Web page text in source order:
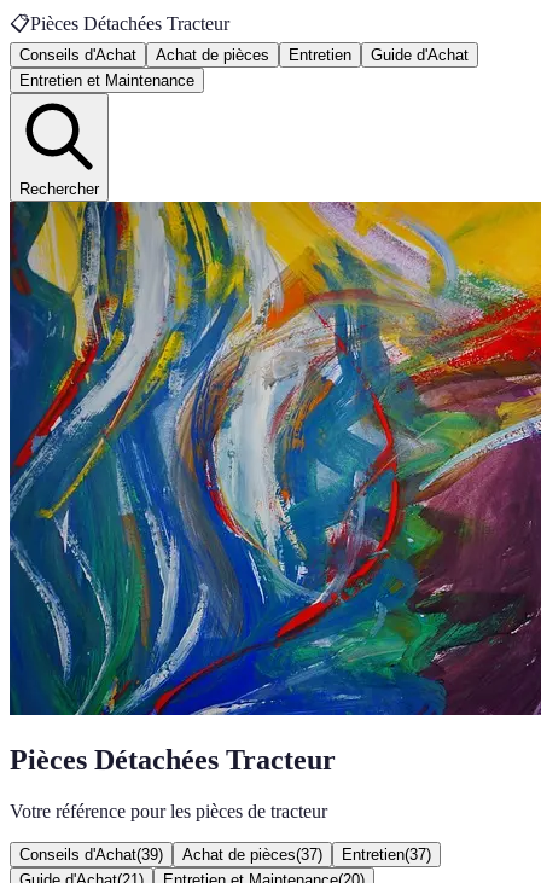
📋Pièces Détachées Tracteur
Conseils d'Achat Achat de pièces Entretien
Guide d'Achat
Entretien et Maintenance
Rechercher
Pièces Détachées Tracteur
Votre référence pour les pièces de tracteur
Conseils d'Achat(39) Achat de pièces(37) Entretien(37)